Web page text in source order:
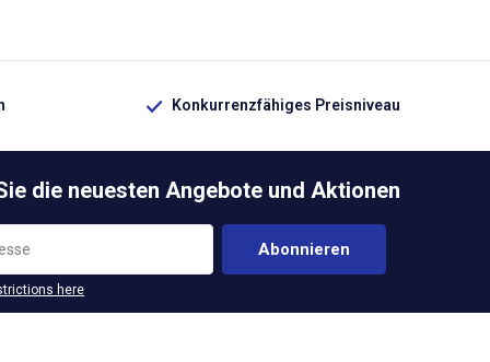
Konkurrenzfähiges Preisniveau
die neuesten Angebote und Aktionen
Abonnieren
here